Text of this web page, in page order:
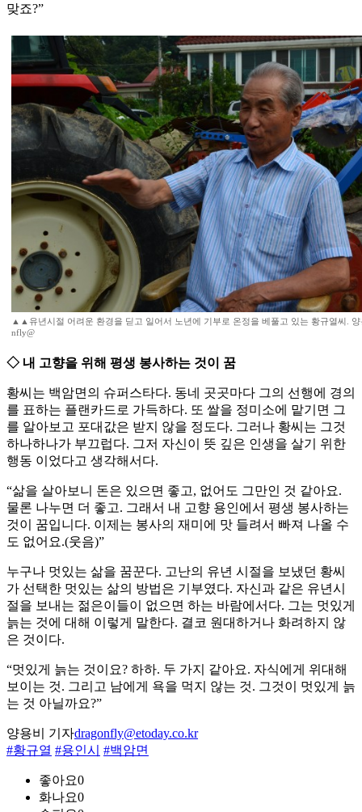
맞죠?”
▲▲유년시절 어려운 환경을 딛고 일어서 노년에 기부로 온정을 베풀고 있는 황규열씨. 양
nfly@
◇ 내 고향을 위해 평생 봉사하는 것이 꿈
황씨는 백암면의 슈퍼스타다. 동네 곳곳마다 그의 선행에 경의
를 표하는 플랜카드로 가득하다. 또 쌀을 정미소에 맡기면 그
를 알아보고 포대값은 받지 않을 정도다. 그러나 황씨는 그것
하나하나가 부끄럽다. 그저 자신이 뜻 깊은 인생을 살기 위한
행동 이었다고 생각해서다.
“삶을 살아보니 돈은 있으면 좋고, 없어도 그만인 것 같아요.
물론 나누면 더 좋고. 그래서 내 고향 용인에서 평생 봉사하는
것이 꿈입니다. 이제는 봉사의 재미에 맛 들려서 빠져 나올 수
도 없어요.(웃음)”
누구나 멋있는 삶을 꿈꾼다. 고난의 유년 시절을 보냈던 황씨
가 선택한 멋있는 삶의 방법은 기부였다. 자신과 같은 유년시
절을 보내는 젊은이들이 없으면 하는 바람에서다. 그는 멋있게
늙는 것에 대해 이렇게 말한다. 결코 원대하거나 화려하지 않
은 것이다.
“멋있게 늙는 것이요? 하하. 두 가지 같아요. 자식에게 위대해
보이는 것. 그리고 남에게 욕을 먹지 않는 것. 그것이 멋있게 늙
는 것 아닐까요?”
양용비 기자dragonfly@etoday.co.kr
#황규열 #용인시 #백암면
좋아요0
화나요0